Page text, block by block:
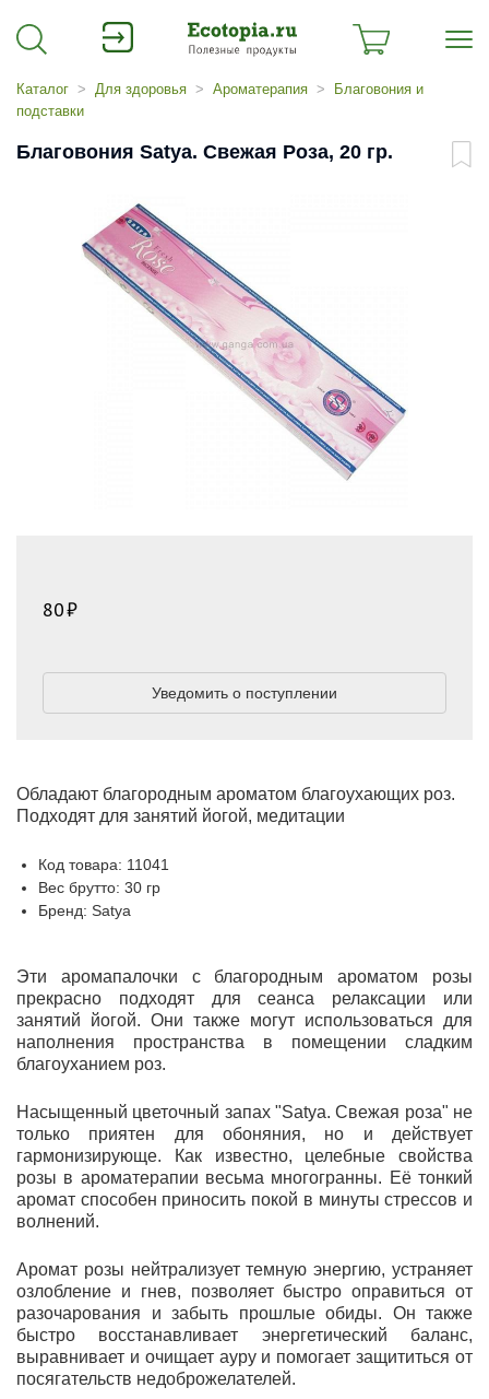
Каталог Для здоровья Ароматерапия
Благовония и
подставки
Благовония Satya. Свежая Роза, 20 гр.
Обладают благородным ароматом благоухающих роз.
Подходят для занятий йогой, медитации
Код товара: 11041
Вес брутто: 30 гр
Бренд: Satya
80
Уведомить о поступлении
Эти аромапалочки с благородным ароматом розы
прекрасно подходят для сеанса релаксации или
занятий йогой. Они также могут использоваться для
наполнения пространства в помещении сладким
благоуханием роз.
Насыщенный цветочный запах "Satya. Свежая роза" не
только приятен для обоняния, но и действует
гармонизирующе. Как известно, целебные свойства
розы в ароматерапии весьма многогранны. Её тонкий
аромат способен приносить покой в минуты стрессов и
волнений.
Аромат розы нейтрализует темную энергию, устраняет
озлобление и гнев, позволяет быстро оправиться от
разочарования и забыть прошлые обиды. Он также
быстро восстанавливает энергетический баланс,
выравнивает и очищает ауру и помогает защититься от
посягательств недоброжелателей.